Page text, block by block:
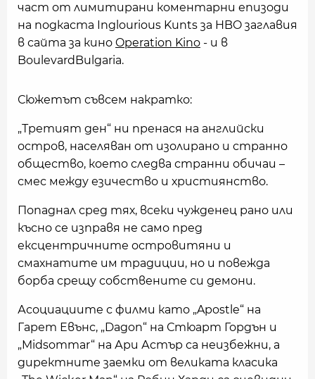
част от лимитирани коментарни епизоди
на подкаста Inglourious Kunts за HBO заглавия
в сайта за кино Operation Kino - и в
BoulevardBulgaria.
Сюжетът съвсем накратко:
„Третият ден“ ни пренася на английски
остров, населяван от изолирано и странно
общество, което следва странни обичаи –
смес между езичество и християнство.
Попаднал сред тях, всеки чужденец рано или
късно се изправя не само пред
ексцентричните островитяни и
смахнатите им традиции, но и повежда
борба срещу собствените си демони.
Асоциациите с филми като „Apostle“ на
Гарет Евънс, „Dagon“ на Стюарт Гордън и
„Midsommar“ на Ари Астър са неизбежни, а
директните заемки от великата класика